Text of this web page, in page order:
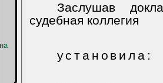
Заслушав
судебная коллегия
установила: